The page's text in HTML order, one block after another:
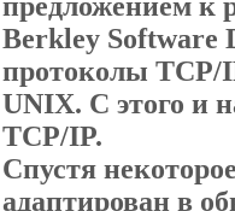
Berkley Software
протоколы TCP/
UNIX. С этого и
TCP/IP.
Спустя
адаптирован в